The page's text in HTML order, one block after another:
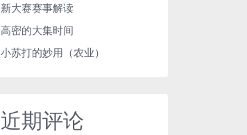
新大赛赛事解读
高密的大集时间
小苏打的妙用（农业）
近期评论